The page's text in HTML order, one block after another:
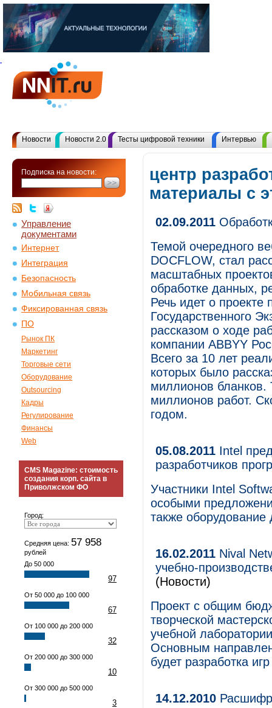
Новости Новости 2.0 Тесты цифровой техники Интервью
Подписка на новости:
Управление
документами
Интернет
Интеграция
Безопасность
Мобильная связь
Фиксированная связь
ПО
Рынок ПК
Маркетинг
Торговые сети
Оборудование
Outsourcing
Кадры
Регулирование
Финансы
Web
CMS Magazine: стоимость
создания корп. сайта в
Приволжском ФО
Город:
Средняя цена: 57 958
рублей
До 50 000
97
От 50 000 до 100 000
67
От 100 000 до 200 000
32
От 200 000 до 300 000
10
От 300 000 до 500 000
3
центр
материалы с
02.09.2011
Темой очередного
DOCFLOW, стал
масштабных
обработке данных,
Речь идет о проекте
Государственного
рассказом о ходе
компании ABBYY
Всего за 10 лет
которых было
миллионов бланков.
миллионов работ.
годом.
05.08.2011 Intel
разработчиков
Участники Intel
особыми
также
16.02.2011 Nival
учебно-
(Новости)
Проект с общим
творческой
учебной
Основным
будет разработка
14.12.2010